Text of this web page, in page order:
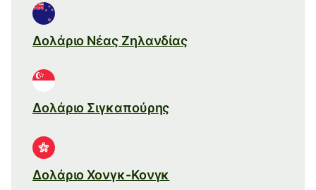
Δολάριο Νέας Ζηλανδίας
Δολάριο Σιγκαπούρης
Δολάριο Χονγκ-Κονγκ